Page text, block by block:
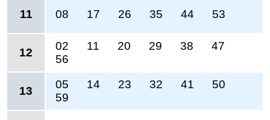
11 08 17 26 35 44 53
12
02 11 20 29 38
47
56
13
05 14 23 32 41
50
59